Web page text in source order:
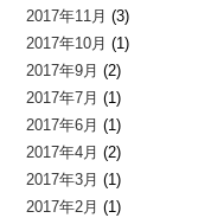
2017年11月 (3)
2017年10月 (1)
2017年9月 (2)
2017年7月 (1)
2017年6月 (1)
2017年4月 (2)
2017年3月 (1)
2017年2月 (1)